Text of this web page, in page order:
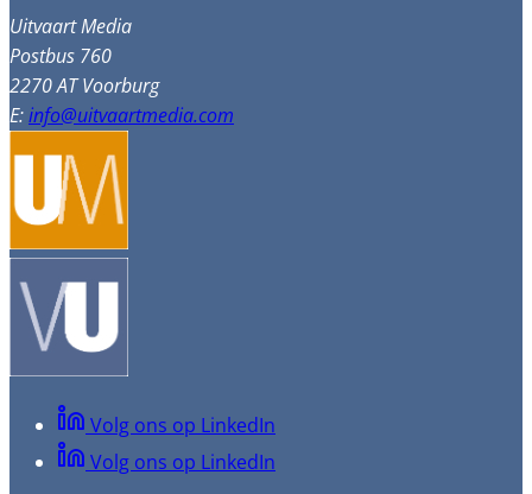
Uitvaart Media
Postbus 760
2270 AT Voorburg
E:info@uitvaartmedia.com
Volg ons op LinkedIn
Volg ons op LinkedIn